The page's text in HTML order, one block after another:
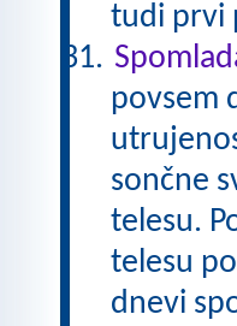
tudi prvi
povsem
sončne
telesu.
telesu
dnevi